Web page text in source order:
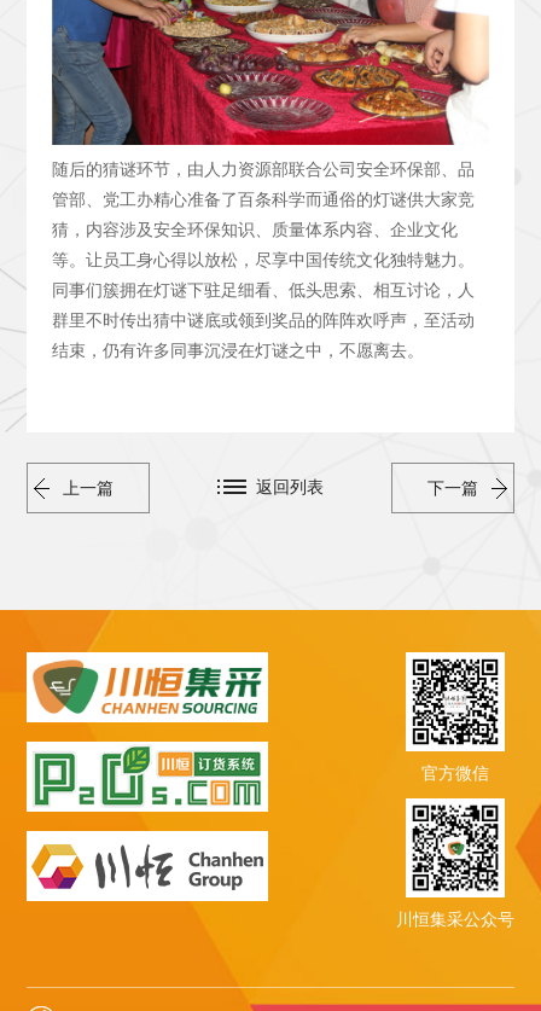
随后的猜谜环节，由人力资源部联合公司安全环保部、品
管部、党工办精心准备了百条科学而通俗的灯谜供大家竞
猜，内容涉及安全环保知识、质量体系内容、企业文化
等。让员工身心得以放松，尽享中国传统文化独特魅力。
同事们簇拥在灯谜下驻足细看、低头思索、相互讨论，人
群里不时传出猜中谜底或领到奖品的阵阵欢呼声，至活动
结束，仍有许多同事沉浸在灯谜之中，不愿离去。
上一篇 下一篇
返回列表
官方微信
川恒集采公众号